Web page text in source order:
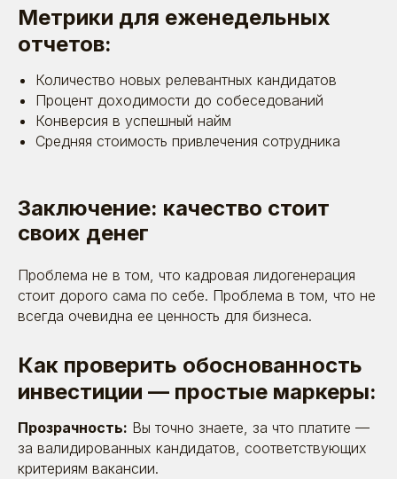
Метрики для еженедельных
отчетов:
Количество новых релевантных кандидатов
Процент доходимости до собеседований
Конверсия в успешный найм
Средняя стоимость привлечения сотрудника
Заключение: качество стоит
своих денег
Проблема не в том, что кадровая лидогенерация
стоит дорого сама по себе. Проблема в том, что не
всегда очевидна ее ценность для бизнеса.
Как проверить обоснованность
инвестиции — простые маркеры:
Прозрачность: Вы точно знаете, за что платите —
за валидированных кандидатов, соответствующих
критериям вакансии.
Рейтинги
и сертификаты
У нас молодой рынок — и отдельных рейтингов
для HR-маркетинга пока просто нет. Приходится
выходить в общий топ digital-агентств